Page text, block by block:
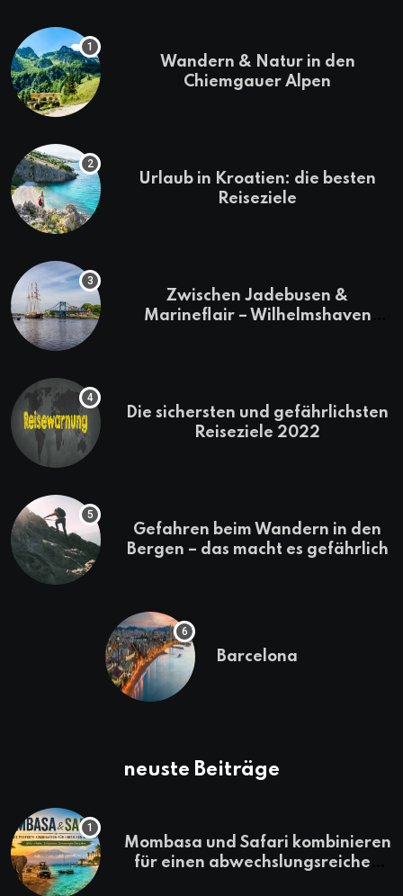
Wandern & Natur in den
Chiemgauer Alpen
Urlaub in Kroatien: die besten
Reiseziele
Zwischen Jadebusen &
Marineflair – Wilhelmshaven
Die sichersten und gefährlichsten
Reiseziele 2022
Gefahren beim Wandern in den
Bergen – das macht es gefährlich
Barcelona
neuste Beiträge
Mombasa und Safari kombinieren
für einen abwechslungsreichen